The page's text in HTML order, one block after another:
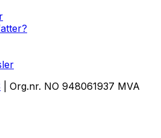
| Org.nr. NO 948061937 MVA